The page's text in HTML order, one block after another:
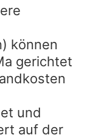
können
gerichtet
und
auf der